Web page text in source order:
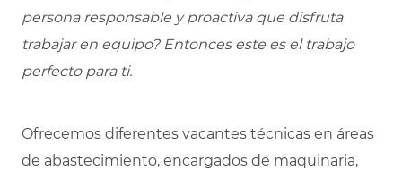
persona responsable y proactiva que disfruta
trabajar en equipo? Entonces este es el trabajo
perfecto para ti.
Ofrecemos diferentes vacantes técnicas en áreas
de abastecimiento, encargados de maquinaria,